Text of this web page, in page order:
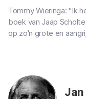
Tommy Wieringa: "Ik
boek van Jaap
op zo'n grote en